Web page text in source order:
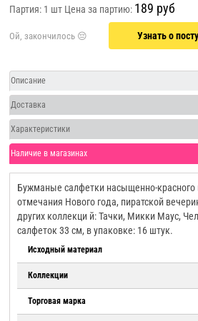
Партия: 1 шт Цена за партию: 189 руб
Узнать о
Описание
Доставка
Характеристики
Наличие в магазинах
Бужманые салфетки насыщенно-красного
отмечания Нового года, пиратской
других коллекци й: Тачки, Микки Маус,
салфеток 33 см, в упаковке: 16 штук.
Исходный материал
Коллекции
Торговая марка